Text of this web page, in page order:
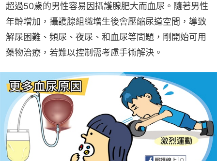
超過50歲的男性容易因攝護腺肥大而血尿。隨著男性
年齡增加，攝護腺組織增生後會壓縮尿道空間，導致
解尿困難、頻尿、夜尿、和血尿等問題，剛開始可用
藥物治療，若難以控制需考慮手術解決。